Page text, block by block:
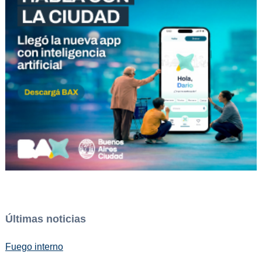
Últimas noticias
Fuego interno